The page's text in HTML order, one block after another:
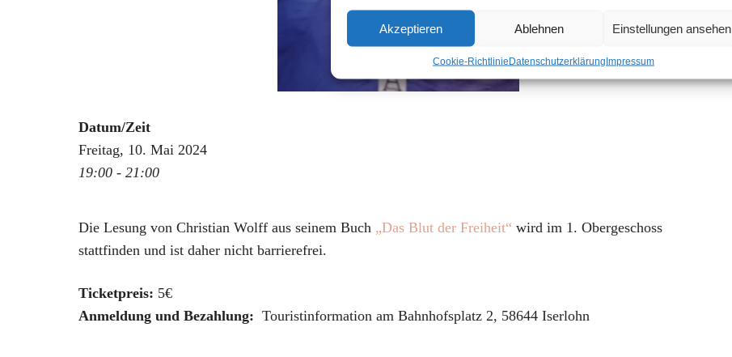
Akzeptieren Ablehnen Einstellungen ansehen
Cookie-RichtlinieDatenschutzerklärungImpressum
Datum/Zeit
Freitag, 10. Mai 2024
19:00 - 21:00
Die Lesung von Christian Wolff aus seinem Buch „Das Blut der Freiheit“ wird im 1. Obergeschoss
stattfinden und ist daher nicht barrierefrei.
Ticketpreis: 5€
Anmeldung und Bezahlung: Touristinformation am Bahnhofsplatz 2, 58644 Iserlohn